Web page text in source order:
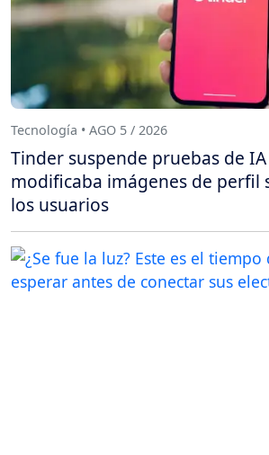
Tecnología • AGO 5 / 2026
Tinder suspende pruebas de
modificaba imágenes de perfil
los usuarios